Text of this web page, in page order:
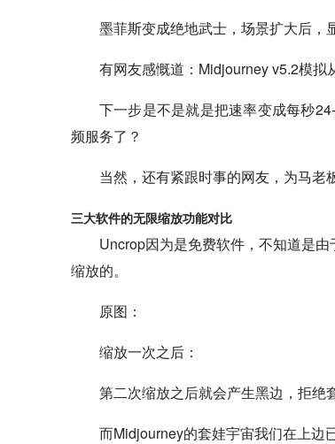
墨菲斯变成绝地武士，场景扩大后，
有网友感慨道：Midjourney v5.2模拟
下一步是不是就是把速率变成每秒
频服务了？
当然，还有紧跟时事的网友，为马老
三大软件的无限缩放功能对比
Uncrop因为是免费软件，不知道是
缩放的。
原图：
缩放一次之后：
第二次缩放之后就会产生黑边，拒绝
而Midjourney的套娃宇宙我们在上边